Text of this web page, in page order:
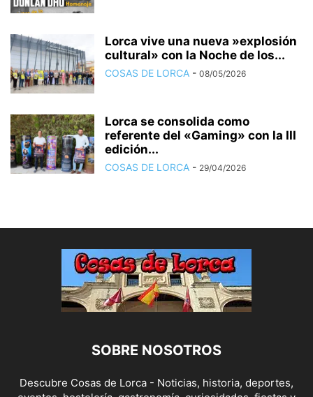
Lorca vive una nueva »explosión
cultural» con la Noche de los...
COSAS DE LORCA - 08/05/2026
Lorca se consolida como
referente del «Gaming» con la III
edición...
COSAS DE LORCA - 29/04/2026
SOBRE NOSOTROS
Descubre Cosas de Lorca - Noticias, historia, deportes,